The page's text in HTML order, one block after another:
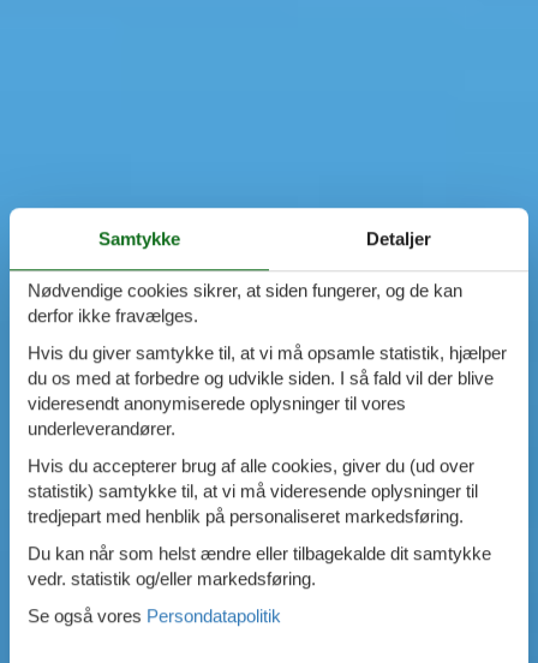
Samtykke Detaljer
Nødvendige cookies sikrer, at siden fungerer, og de kan
derfor ikke fravælges.
Hvis du giver samtykke til, at vi må opsamle statistik, hjælper
du os med at forbedre og udvikle siden. I så fald vil der blive
videresendt anonymiserede oplysninger til vores
underleverandører.
Hvis du accepterer brug af alle cookies, giver du (ud over
statistik) samtykke til, at vi må videresende oplysninger til
tredjepart med henblik på personaliseret markedsføring.
Du kan når som helst ændre eller tilbagekalde dit samtykke
vedr. statistik og/eller markedsføring.
Se også vores Persondatapolitik